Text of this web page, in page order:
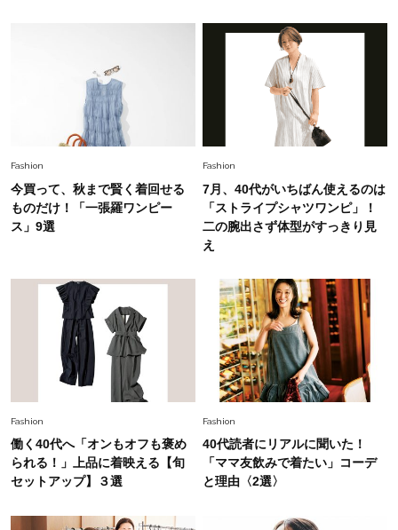
毎日忙しい40代が頼れる！無難に見えない【ひ
とくせ黒ワンピ】〈5選〉
Fashion
26年夏は「小ぶり」が大流行中！人と被らない
Fashion
【ユニクロだけで】私立ママの運動会にぴったり
の「キレイめカジュアルコーデ」は？
〈UNIQLO3選〉
Fashion
今買って、秋まで賢く着回せる
ものだけ！「一張羅ワンピー
ス」9選
Fashion
7月、40代がいちばん使えるのは
「ストライプシャツワンピ」！
二の腕出さず体型がすっきり見
え
Fashion
働く40代へ「オンもオフも褒め
られる！」上品に着映える【旬
セットアップ】３選
Fashion
40代読者にリアルに聞いた！
「ママ友飲みで着たい」コーデ
と理由〈2選〉